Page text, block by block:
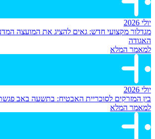
יולי 2026
מגדלור מקצועי חדש: גאים להציג את המועצה
האגודה
למאמר המלא
יולי 2026
בין המזרקים לסוכריית האבטיח: בתשעה באב
למאמר המלא